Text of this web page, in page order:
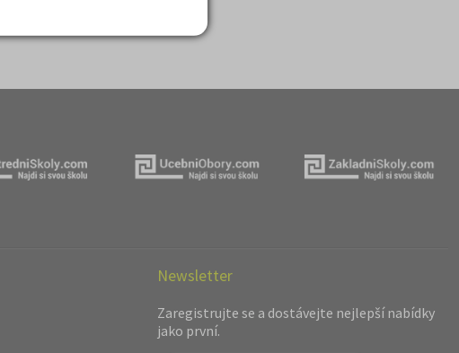
Newsletter
Zaregistrujte se a dostávejte nejlepší nabídky
jako první.